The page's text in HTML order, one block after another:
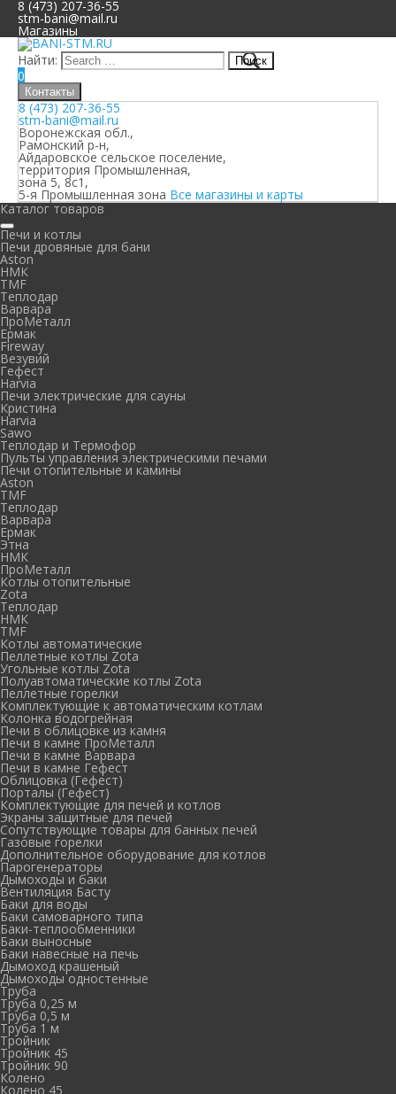
8 (473) 207-36-55
stm-bani@mail.ru
Магазины
Найти:
0
Контакты
8 (473) 207-36-55
stm-bani@mail.ru
Воронежская обл.,
Рамонский р-н,
Айдаровское сельское поселение,
территория Промышленная,
зона 5, 8с1,
5-я Промышленная зона Все магазины и карты
Каталог товаров
Печи и котлы
Печи дровяные для бани
Aston
НМК
TMF
Теплодар
Варвара
ПроМеталл
Ермак
Fireway
Везувий
Гефест
Harvia
Печи электрические для сауны
Кристина
Harvia
Sawo
Теплодар и Термофор
Пульты управления электрическими печами
Печи отопительные и камины
Aston
TMF
Теплодар
Варвара
Ермак
Этна
НМК
ПроМеталл
Котлы отопительные
Zota
Теплодар
НМК
TMF
Котлы автоматические
Пеллетные котлы Zota
Угольные котлы Zota
Полуавтоматические котлы Zota
Пеллетные горелки
Комплектующие к автоматическим котлам
Колонка водогрейная
Печи в облицовке из камня
Печи в камне ПроМеталл
Печи в камне Варвара
Печи в камне Гефест
Облицовка (Гефест)
Порталы (Гефест)
Комплектующие для печей и котлов
Экраны защитные для печей
Сопутствующие товары для банных печей
Газовые горелки
Дополнительное оборудование для котлов
Парогенераторы
Дымоходы и баки
Вентиляция Басту
Баки для воды
Баки самоварного типа
Баки-теплообменники
Баки выносные
Баки навесные на печь
Дымоход крашеный
Дымоходы одностенные
Труба
Труба 0,25 м
Труба 0,5 м
Труба 1 м
Тройник
Тройник 45
Тройник 90
Колено
Колено 45